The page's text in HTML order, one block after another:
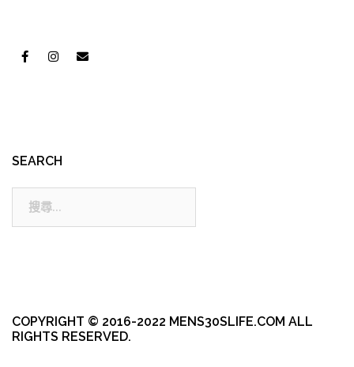
SEARCH
COPYRIGHT © 2016-2022 MENS30SLIFE.COM ALL
RIGHTS RESERVED.